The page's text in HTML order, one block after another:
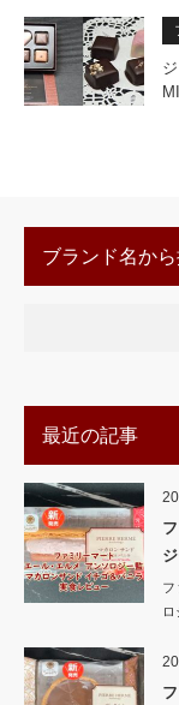
ブランド名か
最近の記事
フ